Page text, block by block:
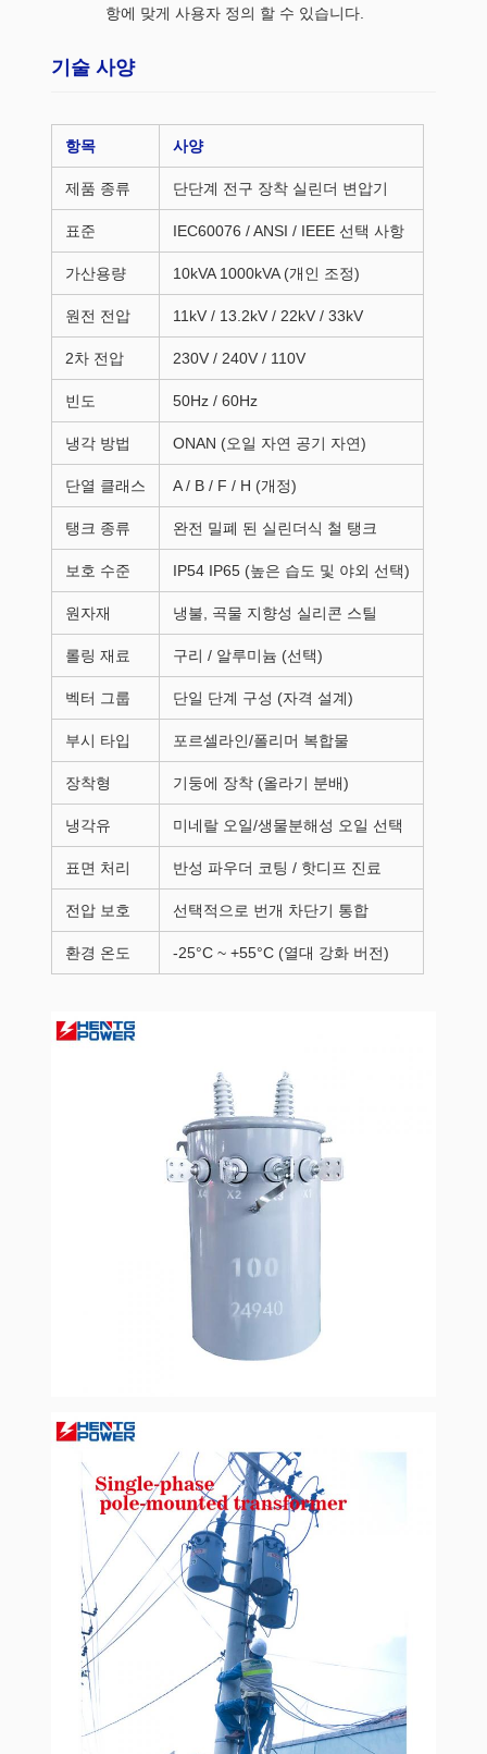
항에 맞게 사용자 정의 할 수 있습니다.
기술 사양
항목 사양
제품 종류 단단계 전구 장착 실린더 변압기
표준 IEC60076 / ANSI / IEEE 선택 사항
가산용량 10kVA 1000kVA (개인 조정)
원전 전압 11kV / 13.2kV / 22kV / 33kV
2차 전압 230V / 240V / 110V
빈도 50Hz / 60Hz
냉각 방법 ONAN (오일 자연 공기 자연)
단열 클래스 A / B / F / H (개정)
탱크 종류 완전 밀폐 된 실린더식 철 탱크
보호 수준 IP54 IP65 (높은 습도 및 야외 선택)
원자재 냉불, 곡물 지향성 실리콘 스틸
롤링 재료 구리 / 알루미늄 (선택)
벡터 그룹 단일 단계 구성 (자격 설계)
부시 타입 포르셀라인/폴리머 복합물
장착형 기둥에 장착 (올라기 분배)
냉각유 미네랄 오일/생물분해성 오일 선택
표면 처리 반성 파우더 코팅 / 핫디프 진료
전압 보호 선택적으로 번개 차단기 통합
환경 온도 -25°C ~ +55°C (열대 강화 버전)